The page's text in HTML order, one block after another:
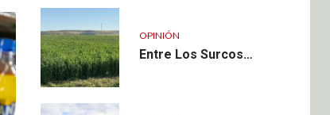
OPINIÓN
Entre Los Surcos…